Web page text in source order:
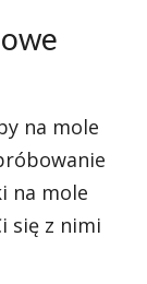
na mole
na mole
się z nimi